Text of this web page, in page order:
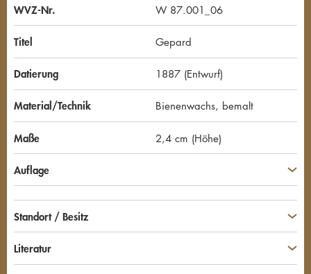
WVZ-Nr. W 87.001_06
Titel Gepard
Datierung 1887 (Entwurf)
Material/Technik Bienenwachs, bemalt
Maße 2,4 cm (Höhe)
Auflage
Standort / Besitz
Literatur